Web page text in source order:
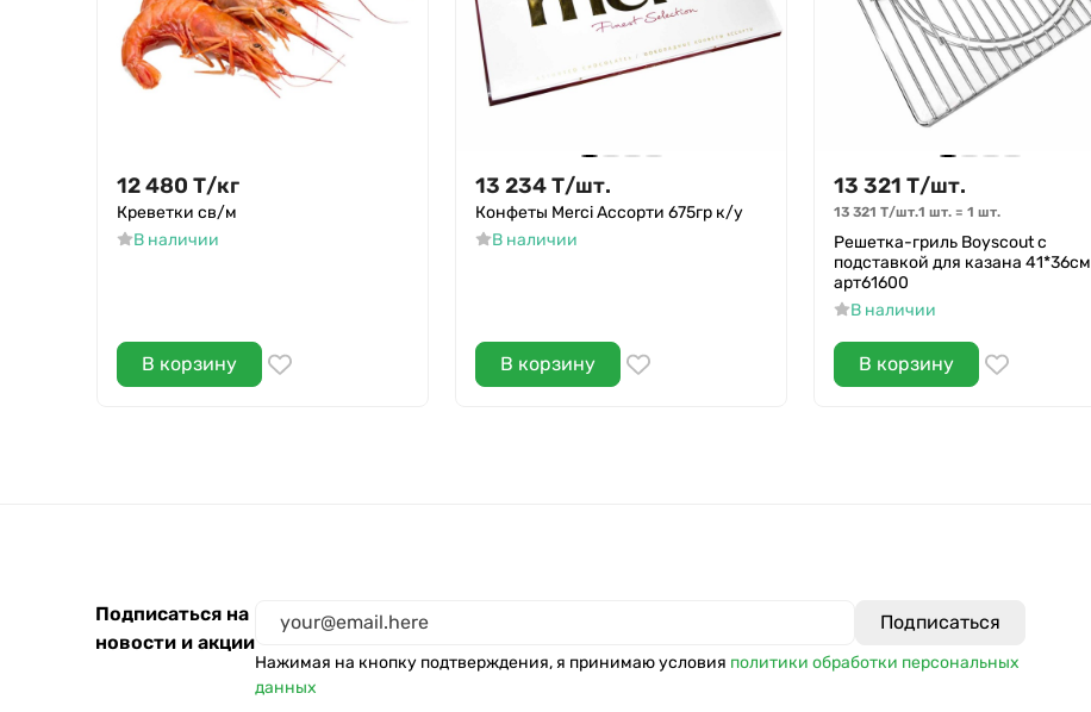
12 480 Т/кг
Креветки св/м
В наличии
В корзину
13 234Т/шт.
Конфеты Merci Ассорти 675гр к/у
В наличии
В корзину
13 321 Т/шт.
13 321 Т/шт.1 шт. = 1 шт.
Решетка-гриль Boyscout с
подставкой для казана 41*36см
арт61600
В наличии
В корзину
Подписаться на
новости и акции
Нажимая на кнопку подтверждения, я принимаю условия политики обработки персональных
данных